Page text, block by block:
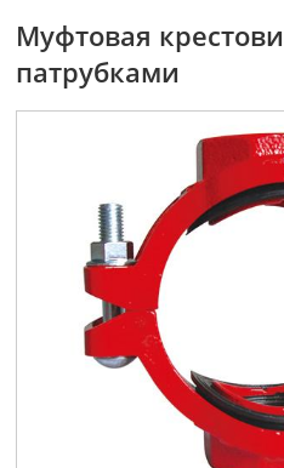
Муфтовая
патрубками